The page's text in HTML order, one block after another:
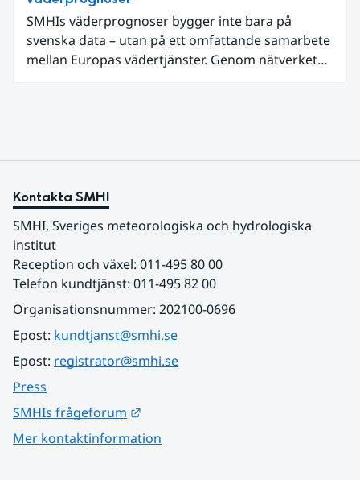
SMHIs väderprognoser bygger inte bara på
svenska data – utan på ett omfattande samarbete
mellan Europas vädertjänster. Genom nätverket
Kontakta SMHI
SMHI, Sveriges meteorologiska och hydrologiska
institut
Reception och växel: 011-495 80 00
Telefon kundtjänst: 011-495 82 00
Organisationsnummer: 202100-0696
Epost: kundtjanst@smhi.se
Epost: registrator@smhi.se
Press
SMHIs frågeforum
Mer kontaktinformation